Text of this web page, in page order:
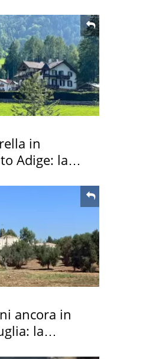
in
Adige: la
ancora in
la